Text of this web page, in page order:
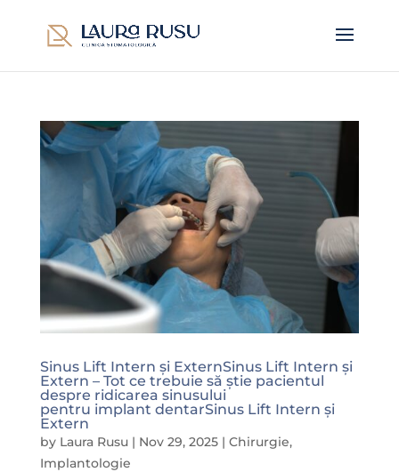
Sinus Lift Intern și ExternSinus Lift Intern și
Extern – Tot ce trebuie să știe pacientul
despre ridicarea sinusului
pentru implant dentarSinus Lift Intern și
Extern
by Laura Rusu| Nov 29, 2025| Chirurgie,
Implantologie